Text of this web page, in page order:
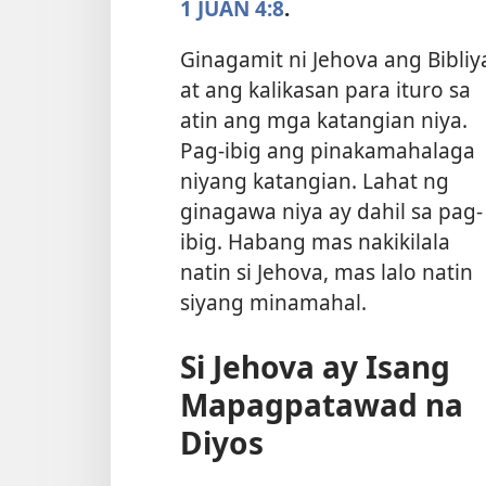
1 JUAN 4:8.
Ginagamit ni Jehova ang
at ang kalikasan para ituro sa
atin ang mga katangian niya.
Pag-ibig ang pinakamahalaga
niyang katangian. Lahat ng
ginagawa niya ay dahil sa pag-
ibig. Habang mas nakikilala
natin si Jehova, mas lalo natin
siyang minamahal.
Si Jehova ay Isang
Mapagpatawad na
Diyos